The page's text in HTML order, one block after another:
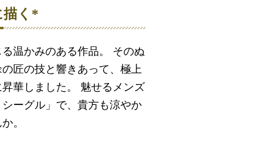
描く*
温かみのある作品。 そのぬ
匠の技と響きあって、極上
華しました。 魅せるメンズ
ーグル」で、貴方も涼やか
。